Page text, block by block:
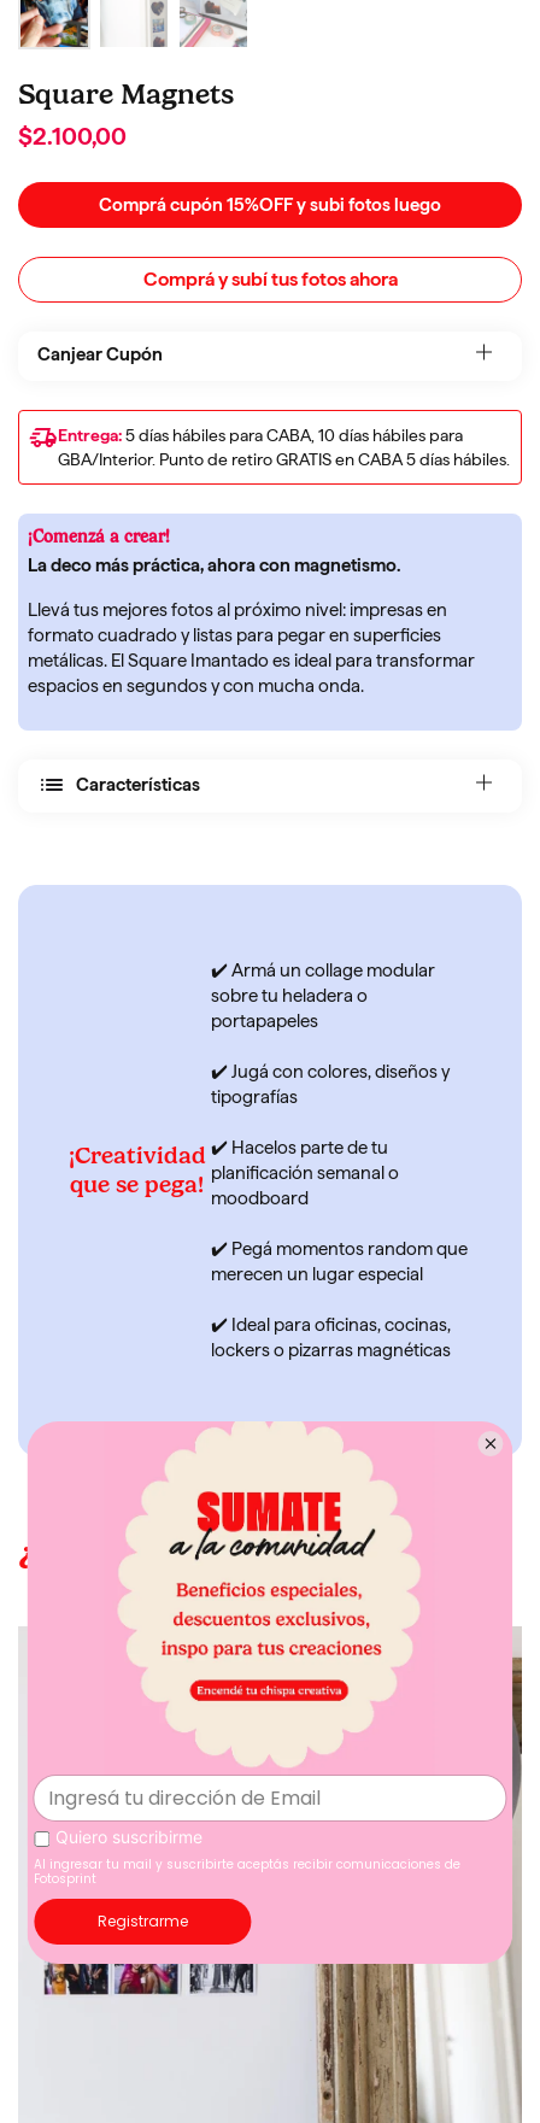
Square Magnets
$2.100,00
Comprá cupón 15%OFF y subi fotos luego
Comprá y subí tus fotos ahora
Canjear Cupón
Entrega:5 días hábiles para CABA, 10 días hábiles para
GBA/Interior. Punto de retiro GRATIS en CABA 5 días hábiles.
¡Comenzá a crear!
La deco más práctica, ahora con magnetismo.
Llevá tus mejores fotos al próximo nivel: impresas en
formato cuadrado y listas para pegar en superficies
metálicas. El Square Imantado es ideal para transformar
espacios en segundos y con mucha onda.
Características
¡Creatividad
que se pega!
✔️ Armá un collage modular
sobre tu heladera o
portapapeles
✔️ Jugá con colores, diseños y
tipografías
✔️ Hacelos parte de tu
planificación semanal o
moodboard
✔️ Pegá momentos random que
merecen un lugar especial
✔️ Ideal para oficinas, cocinas,
lockers o pizarras magnéticas
¿Cómo funciona Fotosprint?